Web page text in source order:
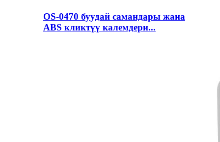
OS-0470 буудай самандары жана
ABS кликтүү калемдери...